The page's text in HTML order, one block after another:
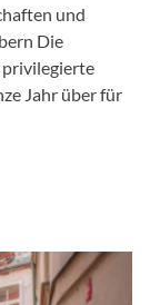
und
Die
privilegierte
Jahr über für